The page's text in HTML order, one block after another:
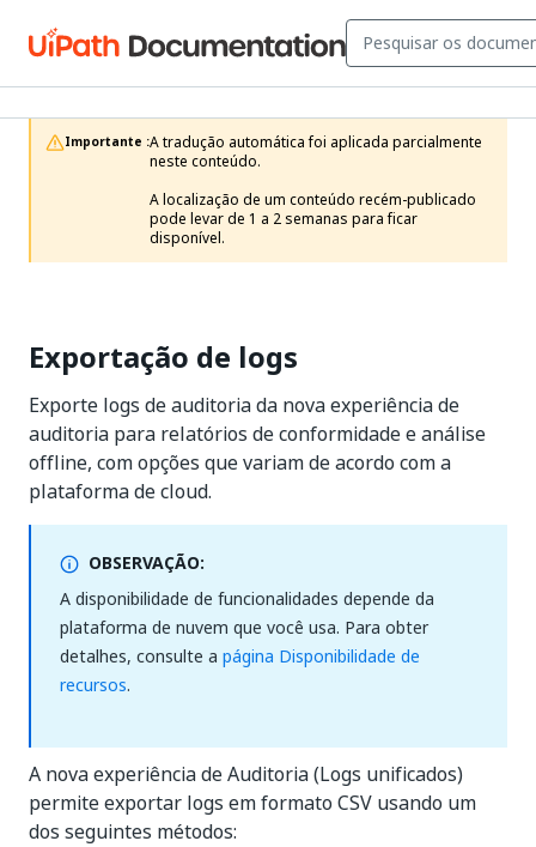
Importante :A tradução automática foi aplicada parcialmente
neste conteúdo.
A localização de um conteúdo recém-publicado
pode levar de 1 a 2 semanas para ficar
disponível.
Exportação de logs
Exporte logs de auditoria da nova experiência de
auditoria para relatórios de conformidade e análise
offline, com opções que variam de acordo com a
plataforma de cloud.
OBSERVAÇÃO:
A disponibilidade de funcionalidades depende da
plataforma de nuvem que você usa. Para obter
detalhes, consulte a página Disponibilidade de
recursos.
A nova experiência de Auditoria (Logs unificados)
permite exportar logs em formato CSV usando um
dos seguintes métodos: